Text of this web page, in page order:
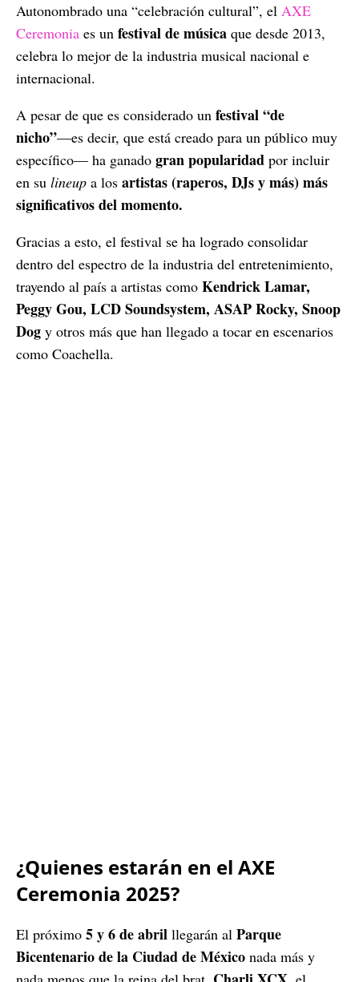
Autonombrado una “celebración cultural”, el AXE
Ceremonia es un festival de música que desde 2013,
celebra lo mejor de la industria musical nacional e
internacional.
A pesar de que es considerado un festival “de
nicho”—es decir, que está creado para un público muy
específico— ha ganado gran popularidad por incluir
en su lineup a los artistas (raperos, DJs y más) más
significativos del momento.
Gracias a esto, el festival se ha logrado consolidar
dentro del espectro de la industria del entretenimiento,
trayendo al país a artistas como Kendrick Lamar,
Peggy Gou, LCD Soundsystem, ASAP Rocky, Snoop
Dog y otros más que han llegado a tocar en escenarios
como Coachella.
¿Quienes estarán en el AXE
Ceremonia 2025?
El próximo 5 y 6 de abril llegarán al Parque
Bicentenario de la Ciudad de México nada más y